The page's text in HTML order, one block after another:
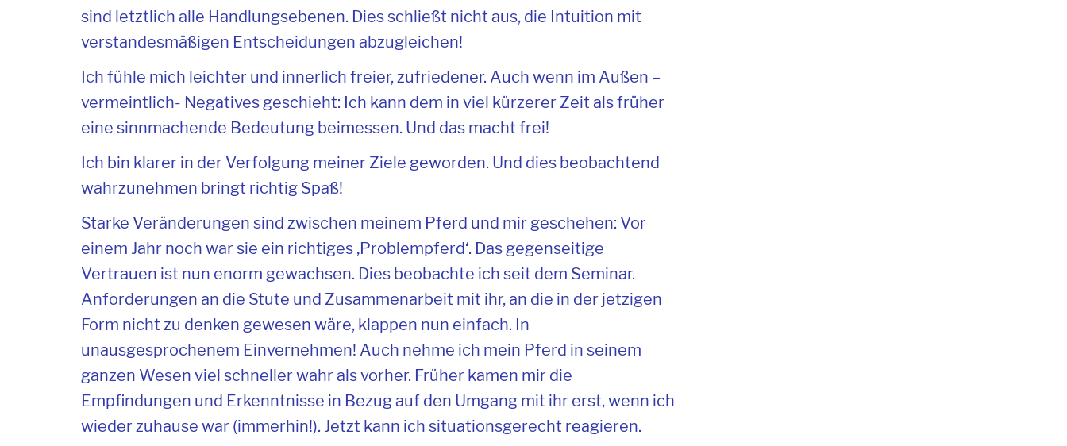
sind letztlich alle Handlungsebenen. Dies schließt nicht aus, die Intuition mit
verstandesmäßigen Entscheidungen abzugleichen!
Ich fühle mich leichter und innerlich freier, zufriedener. Auch wenn im Außen –
vermeintlich- Negatives geschieht: Ich kann dem in viel kürzerer Zeit als früher
eine sinnmachende Bedeutung beimessen. Und das macht frei!
Ich bin klarer in der Verfolgung meiner Ziele geworden. Und dies beobachtend
wahrzunehmen bringt richtig Spaß!
Starke Veränderungen sind zwischen meinem Pferd und mir geschehen: Vor
einem Jahr noch war sie ein richtiges ‚Problempferd‘. Das gegenseitige
Vertrauen ist nun enorm gewachsen. Dies beobachte ich seit dem Seminar.
Anforderungen an die Stute und Zusammenarbeit mit ihr, an die in der jetzigen
Form nicht zu denken gewesen wäre, klappen nun einfach. In
unausgesprochenem Einvernehmen! Auch nehme ich mein Pferd in seinem
ganzen Wesen viel schneller wahr als vorher. Früher kamen mir die
Empfindungen und Erkenntnisse in Bezug auf den Umgang mit ihr erst, wenn ich
wieder zuhause war (immerhin!). Jetzt kann ich situationsgerecht reagieren.